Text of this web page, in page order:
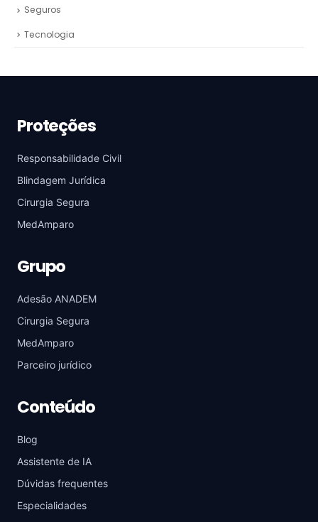
Seguros
Tecnologia
Proteções
Responsabilidade Civil
Blindagem Jurídica
Cirurgia Segura
MedAmparo
Grupo
Adesão ANADEM
Cirurgia Segura
MedAmparo
Parceiro jurídico
Conteúdo
Blog
Assistente de IA
Dúvidas frequentes
Especialidades